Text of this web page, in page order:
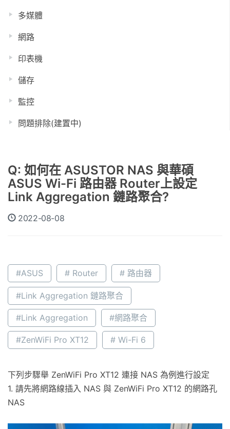
多媒體
網路
印表機
儲存
監控
問題排除(建置中)
Q: 如何在 ASUSTOR NAS 與華碩
ASUS Wi-Fi 路由器 Router上設定
Link Aggregation 鏈路聚合?
2022-08-08
#ASUS # Router # 路由器
#Link Aggregation 鏈路聚合
#Link Aggregation #網路聚合
#ZenWiFi Pro XT12 # Wi-Fi 6
下列步驟舉 ZenWiFi Pro XT12 連接 NAS 為例進行設定
1. 請先將網路線插入 NAS 與 ZenWiFi Pro XT12 的網路孔
NAS